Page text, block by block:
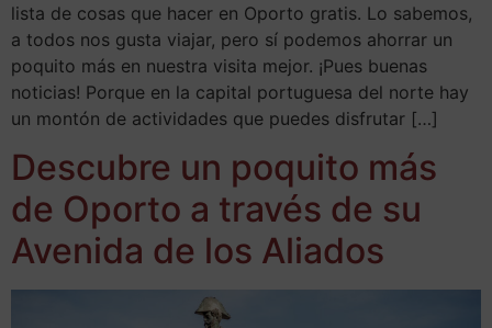
lista de cosas que hacer en Oporto gratis. Lo sabemos,
a todos nos gusta viajar, pero sí podemos ahorrar un
poquito más en nuestra visita mejor. ¡Pues buenas
noticias! Porque en la capital portuguesa del norte hay
un montón de actividades que puedes disfrutar […]
Descubre un poquito más
de Oporto a través de su
Avenida de los Aliados